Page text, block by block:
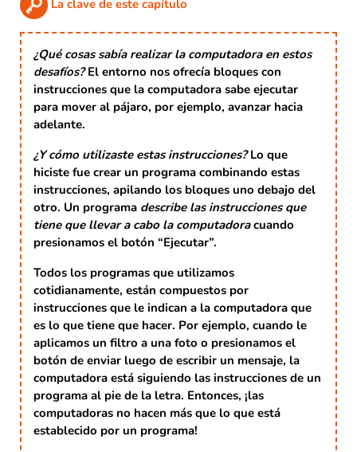
La clave de este capítulo
¿Qué cosas sabía realizar la computadora en estos
desafíos?El entorno nos ofrecía bloques con
instrucciones que la computadora sabe ejecutar
para mover al pájaro, por ejemplo, avanzar hacia
adelante.
¿Y cómo utilizaste estas instrucciones?Lo que
hiciste fue crear un programa combinando estas
instrucciones, apilando los bloques uno debajo del
otro. Un programa describe las instrucciones que
tiene que llevar a cabo la computadoracuando
presionamos el botón “Ejecutar”.
Todos los programas que utilizamos
cotidianamente, están compuestos por
instrucciones que le indican a la computadora que
es lo que tiene que hacer. Por ejemplo, cuando le
aplicamos un filtro a una foto o presionamos el
botón de enviar luego de escribir un mensaje, la
computadora está siguiendo las instrucciones de un
programa al pie de la letra. Entonces, ¡las
computadoras no hacen más que lo que está
establecido por un programa!